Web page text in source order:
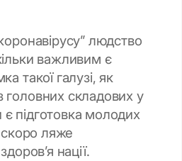
людство
важливим є
такої галузі, як
складових у
підготовка молодих
скоро ляже
нації.